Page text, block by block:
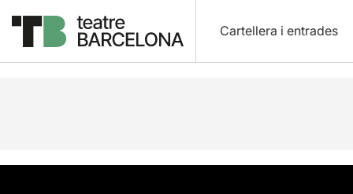
Cartellera i entrades
Descripció Fitxa artística Fotos i vídeos